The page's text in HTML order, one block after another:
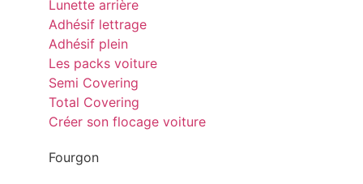
Lunette arrière
Adhésif lettrage
Adhésif plein
Les packs voiture
Semi Covering
Total Covering
Créer son flocage voiture
Fourgon